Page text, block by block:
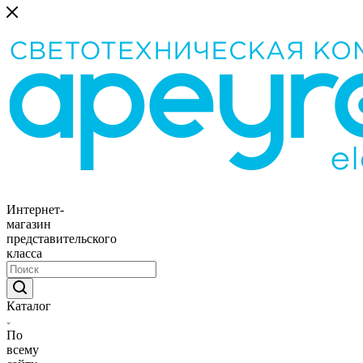
Интернет-
магазин
представительского
класса
Каталог
По
всему